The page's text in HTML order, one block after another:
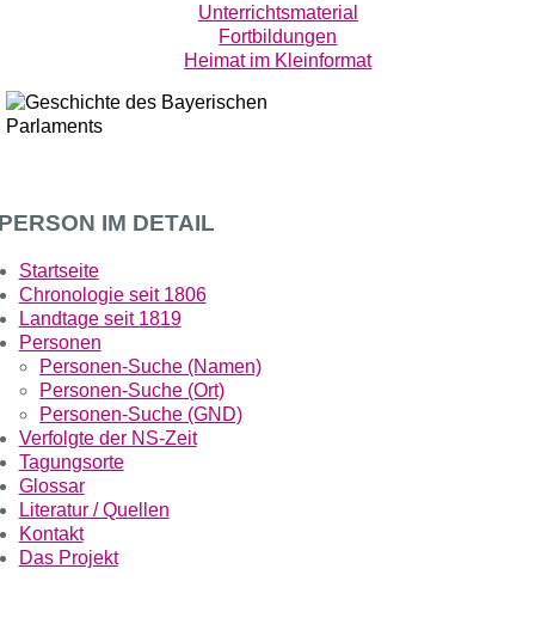
Unterrichtsmaterial
Fortbildungen
Heimat im Kleinformat
IM DETAIL
Startseite
Chronologie seit 1806
Landtage seit 1819
Personen
Personen-Suche (Namen)
Personen-Suche (Ort)
Personen-Suche (GND)
Verfolgte der NS-Zeit
Tagungsorte
Glossar
Literatur / Quellen
Kontakt
Das Projekt